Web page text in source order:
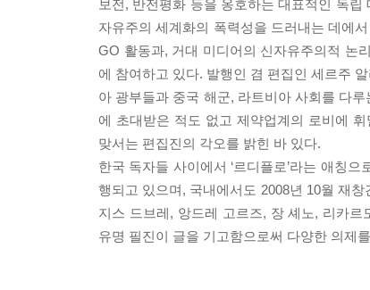
보전, 반전평화 등을 옹호하는 대표적인 독립
자유주의 세계화의 폭력성을 드러내는 데에서
GO 활동과, 거대 미디어의 신자유주의적 논
에 참여하고 있다. 발행인 겸 편집인 세르주
아 광부들과 중국 해군, 라트비아 사회를 다
에 초대받은 적도 없고 제약업계의 로비에
맞서는 편집진의 각오를 밝힌 바 있다.
한국 독자들 사이에서 ‘르디플로’라는 애칭
행되고 있으며, 국내에서도 2008년 10월 재
지스 드브레, 앙드레 고르즈, 장 셰노, 리카
유명 필진이 글을 기고함으로써 다양한 의제